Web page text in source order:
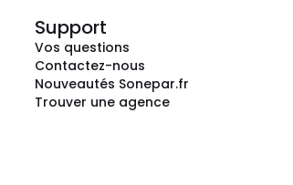
Support
Vos questions
Contactez-nous
Nouveautés Sonepar.fr
Trouver une agence